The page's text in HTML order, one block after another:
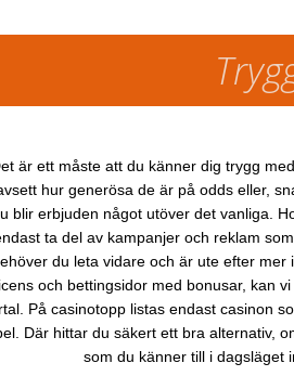
är ett måste att du känner dig trygg
hur generösa de är på odds eller,
blir erbjuden något utöver det vanliga.
ta del av kampanjer och reklam
du leta vidare och är ute efter mer
och bettingsidor med bonusar, kan
På casinotopp listas endast casinon
Där hittar du säkert ett bra alternativ,
som du känner till i dagsläget